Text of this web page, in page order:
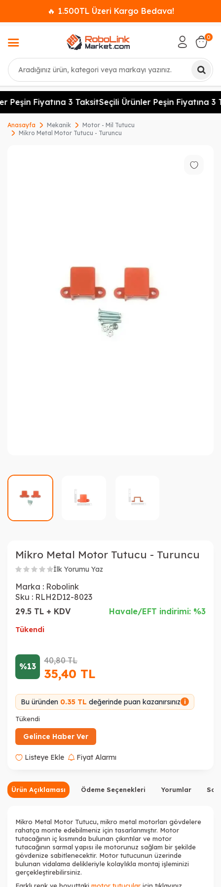
🔥 1.500TL Üzeri Kargo Bedava!
Ara
0
Peşin Fiyatına 3 TaksitSeçili Ürünler Peşin Fiyatına 3
Anasayfa Mekanik
Motor - Mil Tutucu
Mikro Metal Motor Tutucu - Turuncu
Mikro Metal Motor Tutucu - Turuncu
İlk Yorumu Yaz
Marka : Robolink
Sku : RLH2D12-8023
29.5 TL + KDV
Havale/EFT indirimi: %3
Tükendi
%13
40,80TL
35,40 TL
Bu üründen 0.35 TL değerinde puan kazanırsınız i
Tükendi
Gelince Haber Ver
Listeye Ekle Fiyat Alarmı
Ürün Açıklaması Ödeme Seçenekleri Yorumlar
Mikro Metal Motor Tutucu, mikro metal motorları gövdelere
rahatça monte edebilmeniz için tasarlanmıştır. Motor
tutacağının iç kısmında bulunan çıkıntılar ve motor
tutacağının sarmal yapısı ile motorunuz sağlam bir şekilde
gövdenize sabitlenecektir. Motor tutucunun üzerinde
bulunan vidalama delikleriyle kolaylıkla montaj işleminizi
gerçekleştirebilirsiniz.